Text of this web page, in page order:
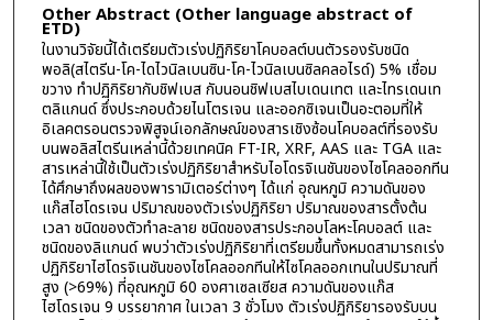
Other Abstract (Other language abstract of
ETD)
ในงานวิจัยนี้ได้เตรียมตัวเร่งปฏิกิริยาโคบอลต์บนตัวรองรับชนิด
พอลิ(สไตรีน-โค-ไดไวนิลเบนซิน-โค-ไวนิลเบนซิลคลอไรด์) 5% เชื่อม
ขวาง ทำปฏิกิริยากับชิฟเบส กับนอนชิฟเบสไบเดนเทต และไทรเดนเท
ตลิแกนด์ ซึ่งประกอบด้วยไนโตรเจน และออกซิเจนเป็นอะตอมที่ให้
อิเลคตรอนตรวจพิสูจน์เอกลักษณ์ของสารเชิงซ้อนโคบอลต์ที่รองรับ
บนพอลิสไตรีนเหล่านี้ด้วยเทคนิค FT-IR, XRF, AAS และ TGA และ
สารเหล่านี้ใช้เป็นตัวเร่งปฏิกิริยาสำหรับไอโดรจิเนชันของไซโคลออกทีน
ได้ศึกษาถึงผลของพารามิเตอร์ต่างๆ ได้แก่ อุณหภูมิ ความดันของ
แก๊สไฮโดรเจน ปริมาณของตัวเร่งปฏิกิริยา ปริมาณของสารตั้งต้น
เวลา ชนิดของตัวทำละลาย ชนิดของสารประกอบโลหะโคบอลต์ และ
ชนิดของลิแกนด์ พบว่าตัวเร่งปฏิกิริยาที่เตรียมขึ้นทั้งหมดสามารถเร่ง
ปฏิกิริยาไฮโดรจิเนชันของไซโคลออกทีนให้ไซโคลออกเทนในปริมาณที่
สูง (>69%) ที่อุณหภูมิ 60 องศาเซลเซียส ความดันของแก๊ส
ไฮโดรเจน 9 บรรยากาศ ในเวลา 3 ชั่วโมง ตัวเร่งปฏิกิริยารองรับบน